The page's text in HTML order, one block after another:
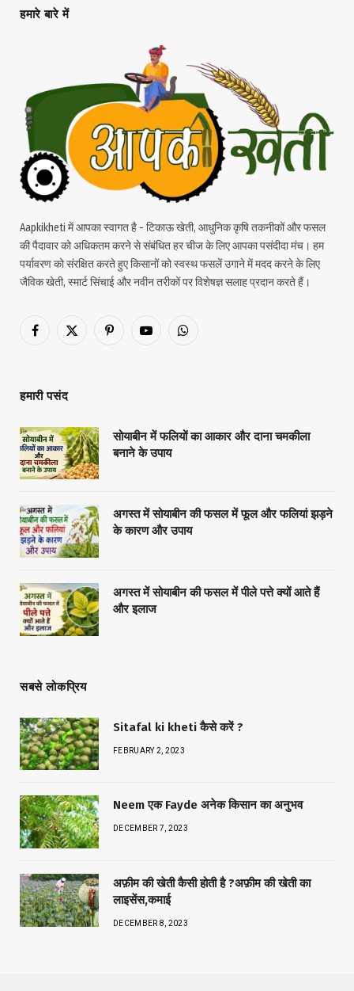
हमारे बारे में
Aapkikheti में आपका स्वागत है - टिकाऊ खेती, आधुनिक कृषि तकनीकों और फसल
की पैदावार को अधिकतम करने से संबंधित हर चीज के लिए आपका पसंदीदा मंच। हम
पर्यावरण को संरक्षित करते हुए किसानों को स्वस्थ फसलें उगाने में मदद करने के लिए
जैविक खेती, स्मार्ट सिंचाई और नवीन तरीकों पर विशेषज्ञ सलाह प्रदान करते हैं।
Facebook
X
PinterestYouTubeWhatsApp
हमारी पसंद
सोयाबीन में फलियों का आकार और दाना चमकीला
बनाने के उपाय
अगस्त में सोयाबीन की फसल में फूल और फलियां झड़ने
के कारण और उपाय
अगस्त में सोयाबीन की फसल में पीले पत्ते क्यों आते हैं
और इलाज
सबसे लोकप्रिय
Sitafal ki kheti कैसे करें ?
FEBRUARY 2, 2023
Neem एक Fayde अनेक किसान का अनुभव
DECEMBER 7, 2023
अफ़ीम की खेती कैसी होती है ?अफ़ीम की खेती का
लाइसेंस,कमाई
DECEMBER 8, 2023